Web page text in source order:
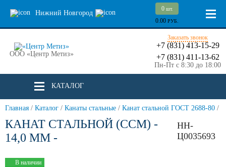
Нижний Новгород
0 шт.
0.00 РУБ.
ООО «Центр Метиз»
Заказать звонок
+7 (831) 413-15-29
+7 (831) 411-13-62
Пн-Пт с 8:30 до 18:00
КАТАЛОГ
Главная / Каталог / Канаты стальные / Канат стальной ГОСТ 2688-80 /
КАНАТ СТАЛЬНОЙ (ССМ) -
14,0 ММ -
НН-
Ц0035693
В наличии